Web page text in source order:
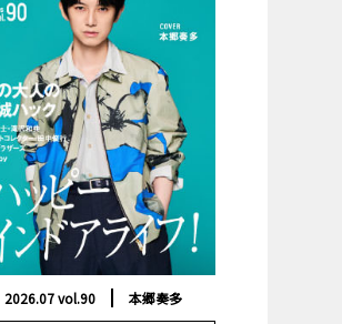
2026.07 vol.90 本郷奏多